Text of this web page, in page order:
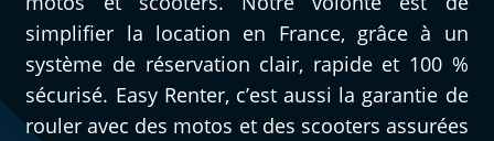
simplifier la location en France, grâce à un
système de réservation clair, rapide et 100 %
sécurisé. Easy Renter, c’est aussi la garantie de
rouler avec des motos et des scooters assurées